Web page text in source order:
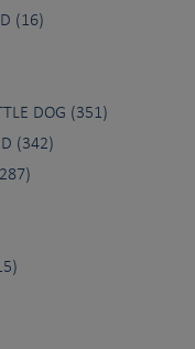
(16)
DOG (351)
(342)